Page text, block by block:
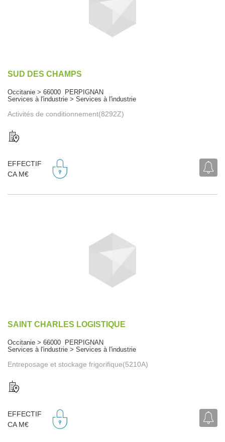
SUD DES CHAMPS
Occitanie > 66000 PERPIGNAN
Services à l'industrie > Services à l'industrie
Activités de conditionnement(8292Z)
EFFECTIF
CA M€
SAINT CHARLES LOGISTIQUE
Occitanie > 66000 PERPIGNAN
Services à l'industrie > Services à l'industrie
Entreposage et stockage frigorifique(5210A)
EFFECTIF
CA M€